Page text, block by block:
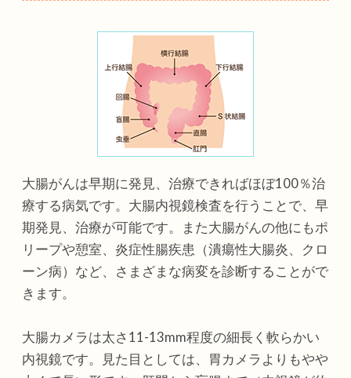
大腸がんは早期に発見、治療できればほぼ100％治
療する病気です。大腸内視鏡検査を行うことで、早
期発見、治療が可能です。また大腸がんの他にもポ
リープや憩室、炎症性腸疾患（潰瘍性大腸炎、クロ
ーン病）など、さまざまな病変を診断することがで
きます。
大腸カメラは太さ11-13mm程度の細長く軟らかい
内視鏡です。見た目としては、胃カメラよりもやや